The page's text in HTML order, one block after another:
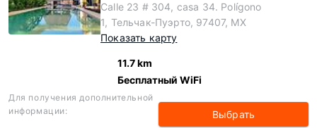
Calle 23 # 304, casa 34. Polígono
1, Тельчак-Пуэрто, 97407, MX
Показать карту
11.7 km
Бесплатный WiFi
Для получения дополнительной
информации:
Выбрать